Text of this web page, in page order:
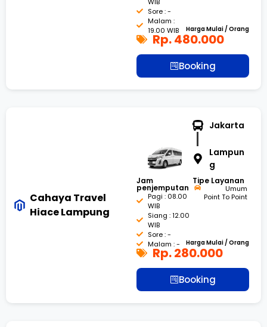
Sore : -
Malam :
19.00 WIB
Harga Mulai / Orang
Rp. 480.000
Booking
Cahaya Travel
Hiace Lampung
Jakarta
Lampun
g
Jam
penjemputan
Pagi : 08.00
WIB
Siang : 12.00
WIB
Sore : -
Malam : -
Tipe Layanan
Umum
Point To Point
Harga Mulai / Orang
Rp. 280.000
Booking